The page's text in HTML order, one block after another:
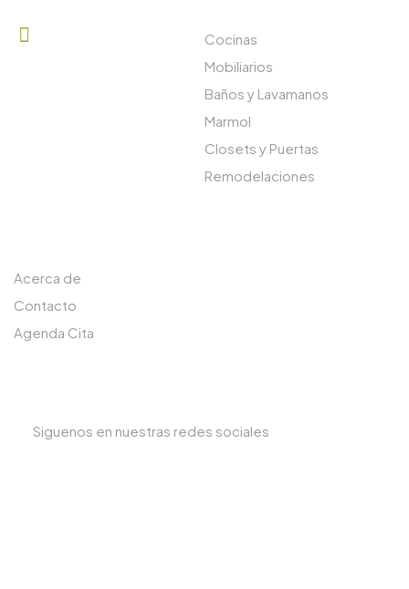
Cocinas
Mobiliarios
Baños y Lavamanos
Marmol
Closets y Puertas
Remodelaciones
Acerca de
Contacto
Agenda Cita
Siguenos en nuestras redes sociales